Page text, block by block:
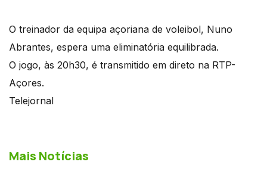
O treinador da equipa açoriana de voleibol, Nuno
Abrantes, espera uma eliminatória equilibrada.
O jogo, às 20h30, é transmitido em direto na RTP-
Açores.
Telejornal
Mais Notícias